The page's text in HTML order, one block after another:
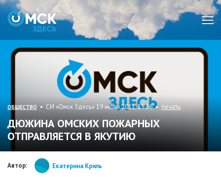
ОБЩЕСТВО • СИ «Омск Здесь» 19 июля 2011, 15:36 • печать
ДЮЖИНА ОМСКИХ ПОЖАРНЫХ
ОТПРАВЛЯЕТСЯ В ЯКУТИЮ
Автор: Екатерина Криль